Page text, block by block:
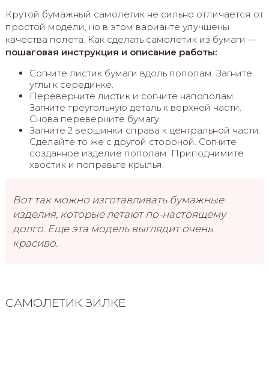
Крутой бумажный самолетик не сильно отличается от
простой модели, но в этом варианте улучшены
качества полета. Как сделать самолетик из бумаги —
пошаговая инструкция и описание работы:
Согните листик бумаги вдоль пополам. Загните
углы к серединке.
Переверните листик и согните напополам.
Загните треугольную деталь к верхней части.
Снова переверните бумагу.
Загните 2 вершинки справа к центральной части.
Сделайте то же с другой стороной. Согните
созданное изделие пополам. Приподнимите
хвостик и поправьте крылья.
Вот так можно изготавливать бумажные
изделия, которые летают по-настоящему
долго. Еще эта модель выглядит очень
красиво.
САМОЛЕТИК ЗИЛКЕ